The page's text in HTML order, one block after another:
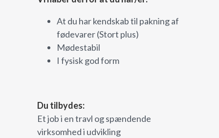
At du har kendskab til pakning af
fødevarer (Stort plus)
Mødestabil
I fysisk god form
Du tilbydes:
Et job i en travl og spændende
virksomhed i udvikling